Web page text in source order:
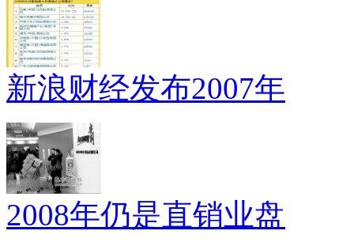
新浪财经发布2007年
2008年仍是直销业盘